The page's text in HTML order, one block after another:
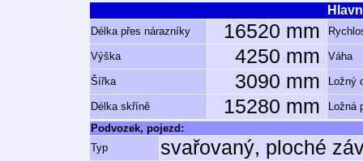
Délka přes nárazníky 16520 mm
Výška 4250 mm Váha
Šířka 3090 mm Ložný
Délka skříně 15280 mm
Ložná
Podvozek, pojezd:
Typ
svařovaný, ploché